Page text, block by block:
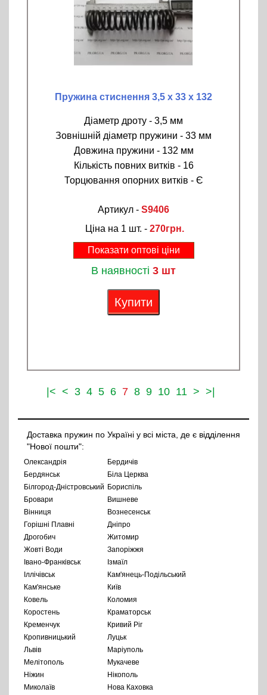
Пружина стиснення 3,5 х 33 х 132
Діаметр дроту - 3,5 мм
Зовнішній діаметр пружини - 33 мм
Довжина пружини - 132 мм
Кількість повних витків - 16
Торцювання опорних витків - Є
Артикул - S9406
Ціна на 1 шт. - 270грн.
Показати оптові ціни
В наявності 3 шт
Купити
|< < 3 4 5 6 7 8 9 10 11 > >|
Доставка пружин по Україні у всі міста, де є відділення
"Нової пошти":
Олександрія
Бердичів
Бердянськ
Біла Церква
Білгород-Дністровський Бориспіль
Бровари
Вишневе
Вінниця
Вознесенськ
Горішні Плавні
Дніпро
Дрогобич
Житомир
Жовті Води
Запоріжжя
Івано-Франківськ
Ізмаїл
Іллічівськ
Кам'янець-Подільський
Кам'янське
Київ
Ковель
Коломия
Коростень
Краматорськ
Кременчук
Кривий Ріг
Кропивницький
Луцьк
Львів
Маріуполь
Мелітополь
Мукачеве
Ніжин
Нікополь
Миколаїв
Нова Каховка